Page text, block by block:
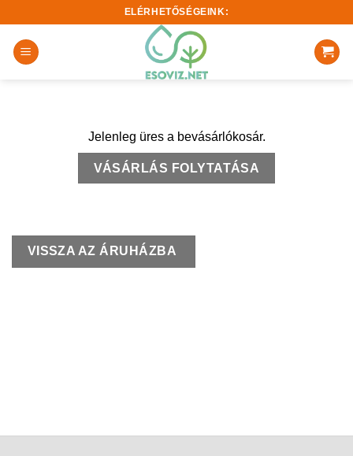
to
content
ELÉRHETŐSÉGEINK:
Jelenleg üres a bevásárlókosár.
VÁSÁRLÁS FOLYTATÁSA
VISSZA AZ ÁRUHÁZBA